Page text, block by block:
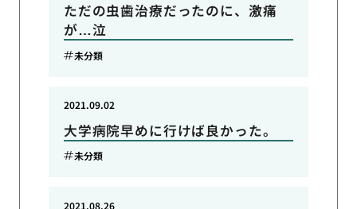
ただの虫歯治療だったのに、激痛
が…泣
未分類
大学病院早めに行けば良かった。
2021.09.02
未分類
2021.08.26